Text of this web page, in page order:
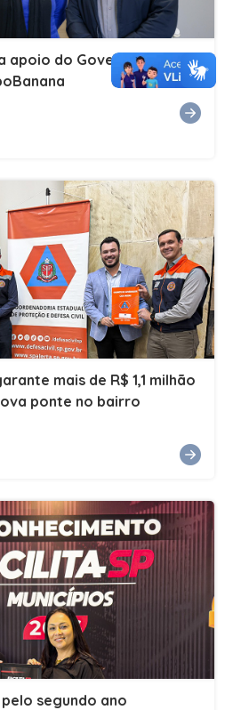
apoio do Governo do
mais de R$ 1,1 milhão
ponte no bairro
segundo ano